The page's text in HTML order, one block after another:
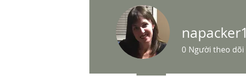
napacker1
0 Người theo dõi